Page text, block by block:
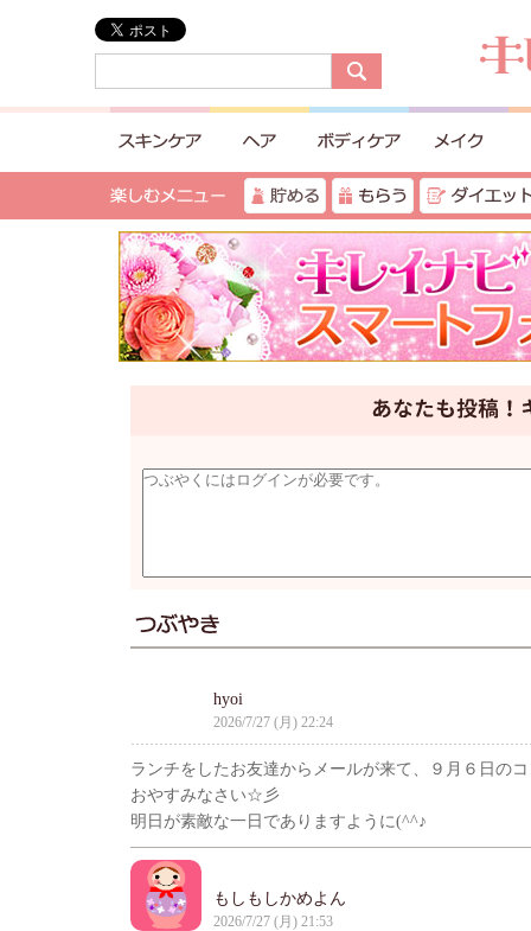
hyoi
2026/7/27 (月) 22:24
ランチをしたお友達からメールが来て、９月６日の
おやすみなさい☆彡
明日が素敵な一日でありますように(^^♪
もしもしかめよん
2026/7/27 (月) 21:53